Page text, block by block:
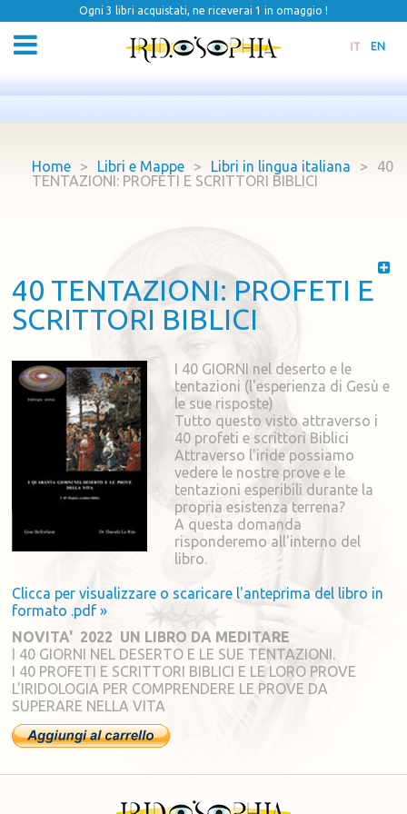
Ogni 3 libri acquistati, ne riceverai 1 in omaggio !
IT EN
Home > Libri e Mappe > Libri in lingua italiana >
40
TENTAZIONI: PROFETI E SCRITTORI BIBLICI
40 TENTAZIONI: PROFETI E
SCRITTORI BIBLICI
I 40 GIORNI nel deserto e le
tentazioni (l'esperienza di Gesù e
le sue risposte)
Tutto questo visto attraverso i
40 profeti e scrittori Biblici
Attraverso l'iride possiamo
vedere le nostre prove e le
tentazioni esperibili durante la
propria esistenza terrena?
A questa domanda
risponderemo all'interno del
libro.
Clicca per visualizzare o scaricare l'anteprima del libro in
formato .pdf »
NOVITA' 2022 UN LIBRO DA MEDITARE
I 40 GIORNI NEL DESERTO E LE SUE TENTAZIONI.
I 40 PROFETI E SCRITTORI BIBLICI E LE LORO PROVE
L'IRIDOLOGIA PER COMPRENDERE LE PROVE DA
SUPERARE NELLA VITA